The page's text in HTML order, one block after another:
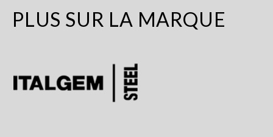
PLUS SUR LA MARQUE